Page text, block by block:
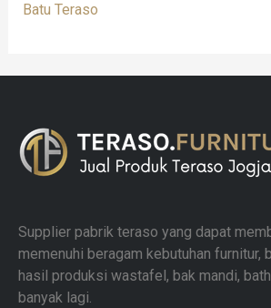
Batu Teraso
Supplier pabrik teraso yang dapat
memenuhi beragam kebutuhan furnitur,
hasil produksi wastafel, bak mandi,
banyak lagi.